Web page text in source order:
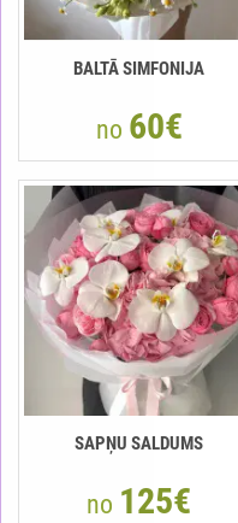
BALTĀ SIMFONIJA
no 60€
SAPŅU SALDUMS
no 125€